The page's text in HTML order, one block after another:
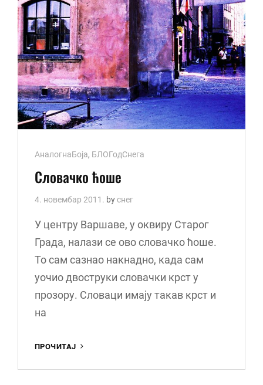
Cat
Links
АналогнаБоја, БЛОГодСнега
Словачко ћоше
4. новембар 2011. byснег
У центру Варшаве, у оквиру Старог
Града, налази се ово словачко ћоше.
То сам сазнао накнадно, када сам
уочио двоструки словачки крст у
прозору. Словаци имају такав крст и
на
ПРОЧИТАЈ